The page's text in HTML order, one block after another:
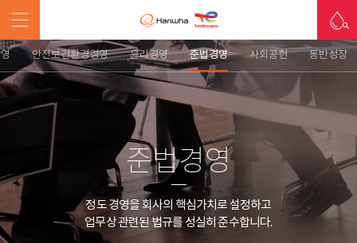
안전보건환경경영 윤리경영 준법경영 사회공헌 동반성장
준법경영
정도 경영을 회사의 핵심가치로 설정하고
업무상 관련된 법규를 성실히 준수합니다.